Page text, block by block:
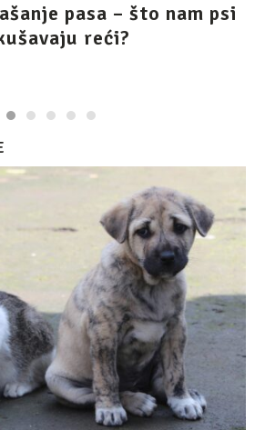
pasa – što nam psi
reći?